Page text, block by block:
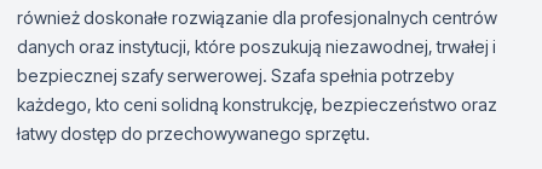
również doskonałe rozwiązanie dla profesjonalnych centrów
danych oraz instytucji, które poszukują niezawodnej, trwałej i
bezpiecznej szafy serwerowej. Szafa spełnia potrzeby
każdego, kto ceni solidną konstrukcję, bezpieczeństwo oraz
łatwy dostęp do przechowywanego sprzętu.